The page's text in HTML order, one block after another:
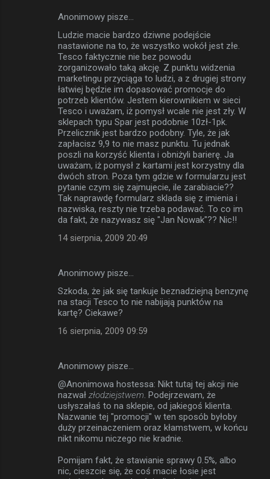
Anonimowy pisze…
Ludzie macie bardzo dziwne podejście
nastawione na to, że wszystko wokół jest złe.
Tesco faktycznie nie bez powodu
zorganizowało taką akcję. Z punktu widzenia
marketingu przyciąga to ludzi, a z drugiej strony
łatwiej będzie im dopasować promocje do
potrzeb klientów. Jestem kierownikiem w sieci
Tesco i uważam, iż pomysł wcale nie jest zły. W
sklepach typu Spar jest podobnie 10zł-1pk.
Przelicznik jest bardzo podobny. Tyle, że jak
zapłacisz 9,9 to nie masz punktu. Tu jednak
poszli na korzyść klienta i obniżyli barierę. Ja
uważam, iż pomysł z kartami jest korzystny dla
dwóch stron. Poza tym gdzie w formularzu jest
pytanie czym się zajmujecie, ile zarabiacie??
Tak naprawdę formularz sklada się z imienia i
nazwiska, reszty nie trzeba podawać. To co im
da fakt, że nazywasz się "Jan Nowak"?? Nic!!
14 sierpnia, 2009 20:49
Anonimowy pisze…
Szkoda, że jak się tankuje beznadziejną benzynę
na stacji Tesco to nie nabijają punktów na
kartę? Ciekawe?
16 sierpnia, 2009 09:59
Anonimowy pisze…
@Anonimowa hostessa: Nikt tutaj tej akcji nie
nazwał złodziejstwem . Podejrzewam, że
usłyszałaś to na sklepie, od jakiegoś klienta.
Nazwanie tej "promocji" w ten sposób byłoby
duży przeinaczeniem oraz kłamstwem, w końcu
nikt nikomu niczego nie kradnie.
Pomijam fakt, że stawianie sprawy 0.5%, albo
nic, cieszcie się, że coś macie łosie jest